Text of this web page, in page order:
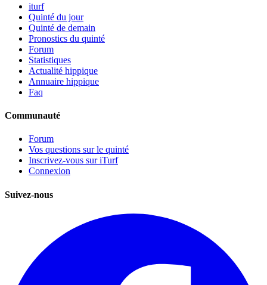
iturf
Quinté du jour
Quinté de demain
Pronostics du quinté
Forum
Statistiques
Actualité hippique
Annuaire hippique
Faq
Communauté
Forum
Vos questions sur le quinté
Inscrivez-vous sur iTurf
Connexion
Suivez-nous